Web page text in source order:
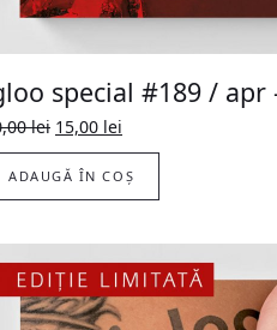
special #189 / apr
lei Prețul
inițial
a
fost:
15,00 lei
curent
este:
15,00 lei.
ADAUGĂ ÎN COȘ